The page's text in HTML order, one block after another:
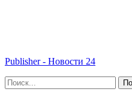
Publisher - Новости 24